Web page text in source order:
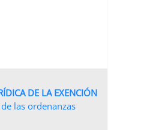
DE LA EXENCIÓN
las ordenanzas